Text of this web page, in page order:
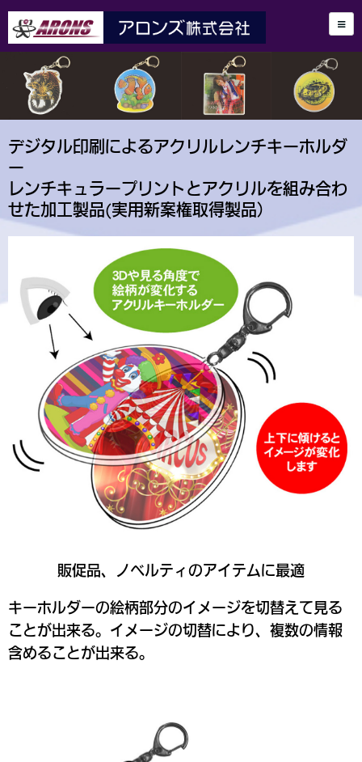
デジタル印刷によるアクリルレンチキーホルダ
ー
レンチキュラープリントとアクリルを組み合わ
せた加工製品(実用新案権取得製品）
販促品、ノベルティのアイテムに最適
キーホルダーの絵柄部分のイメージを切替えて見る
ことが出来る。イメージの切替により、複数の情報
含めることが出来る。